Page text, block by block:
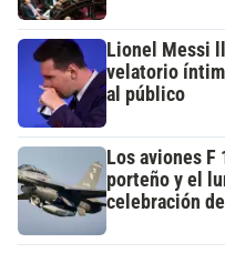
Lionel Messi
velatorio
al público
Los aviones
porteño y el
celebración